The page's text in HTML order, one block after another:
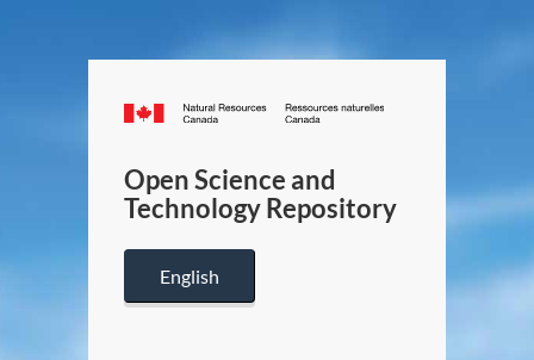
Canada.ca
/
Canada
Open Science and
Technology Repository
English